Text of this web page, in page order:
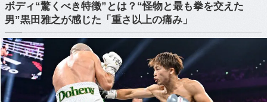
ボディ“驚くべき特徴”とは？“怪物と最も拳を交えた
男”黒田雅之が感じた「重さ以上の痛み」